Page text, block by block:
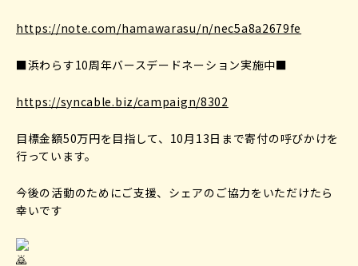
https://note.com/hamawarasu/n/nec5a8a2679fe
■浜わらす10周年バースデードネーション実施中■
https://syncable.biz/campaign/8302
目標金額50万円を目指して、10月13日まで寄付の呼びかけを
行っています。
今後の活動のためにご支援、シェアのご協力をいただけたら
幸いです